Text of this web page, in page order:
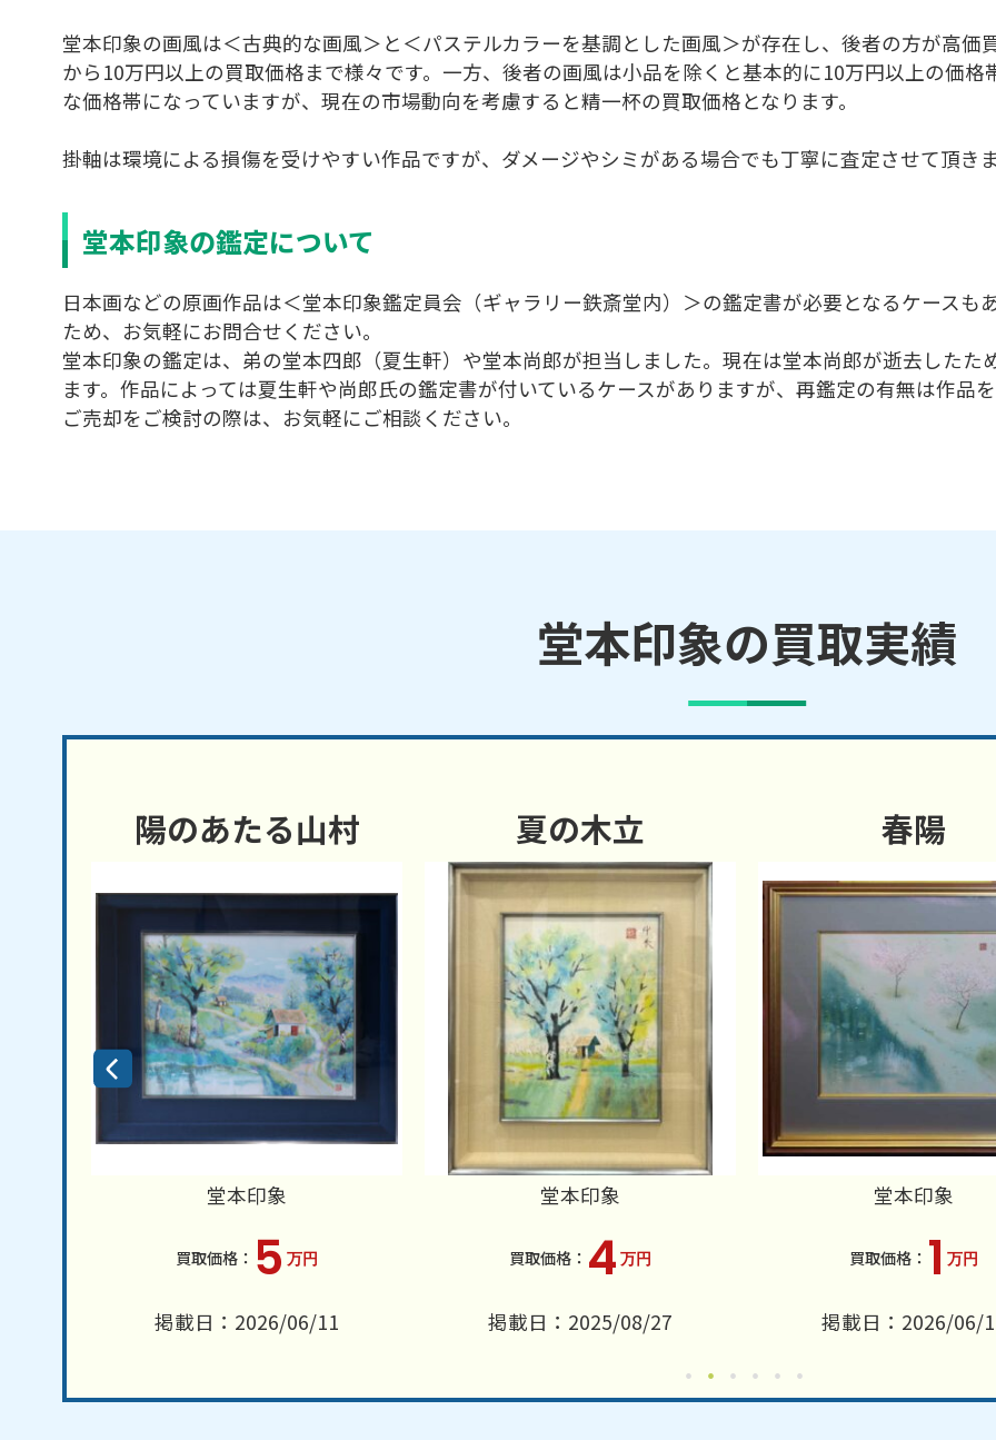
堂本印象の画風は＜古典的な画風＞と＜パステルカラーを基調とした画風＞が存在し、後者の方が高価
から10万円以上の買取価格まで様々です。一方、後者の画風は小品を除くと基本的に10万円以上の価
な価格帯になっていますが、現在の市場動向を考慮すると精一杯の買取価格となります。
掛軸は環境による損傷を受けやすい作品ですが、ダメージやシミがある場合でも丁寧に査定させて頂き
堂本印象の鑑定について
日本画などの原画作品は＜堂本印象鑑定員会（ギャラリー鉄斎堂内）＞の鑑定書が必要となるケースも
ため、お気軽にお問合せください。
堂本印象の鑑定は、弟の堂本四郎（夏生軒）や堂本尚郎が担当しました。現在は堂本尚郎が逝去した
ます。作品によっては夏生軒や尚郎氏の鑑定書が付いているケースがありますが、再鑑定の有無は作品
ご売却をご検討の際は、お気軽にご相談ください。
堂本印象の買取実績
陽のあたる山村
堂本印象
5 万円
掲載日：2026/06/11
夏の木立
堂本印象
4 万円
掲載日：2025/08/27
春陽
堂本印象
1 万円
掲載日：2026/06/